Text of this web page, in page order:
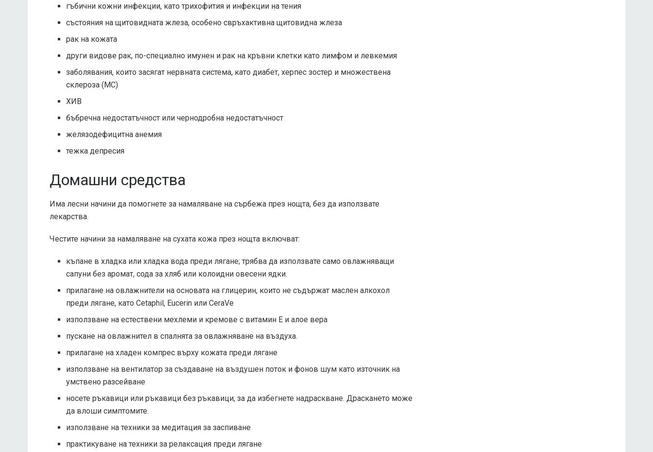
гъбични кожни инфекции, като трихофития и инфекции на тения
състояния на щитовидната жлеза, особено свръхактивна щитовидна жлеза
рак на кожата
други видове рак, по-специално имунен и рак на кръвни клетки като лимфом и левкемия
заболявания, които засягат нервната система, като диабет, херпес зостер и множествена
склероза (МС)
ХИВ
бъбречна недостатъчност или чернодробна недостатъчност
желязодефицитна анемия
тежка депресия
Домашни средства
Има лесни начини да помогнете за намаляване на сърбежа през нощта, без да използвате
лекарства.
Честите начини за намаляване на сухата кожа през нощта включват:
къпане в хладка или хладка вода преди лягане; трябва да използвате само овлажняващи
сапуни без аромат, сода за хляб или колоидни овесени ядки.
прилагане на овлажнители на основата на глицерин, които не съдържат маслен алкохол
преди лягане, като Cetaphil, Eucerin или CeraVe
използване на естествени мехлеми и кремове с витамин Е и алое вера
пускане на овлажнител в спалнята за овлажняване на въздуха.
прилагане на хладен компрес върху кожата преди лягане
използване на вентилатор за създаване на въздушен поток и фонов шум като източник на
умствено разсейване
носете ръкавици или ръкавици без ръкавици, за да избегнете надраскване. Драскането може
да влоши симптомите.
използване на техники за медитация за заспиване
практикуване на техники за релаксация преди лягане